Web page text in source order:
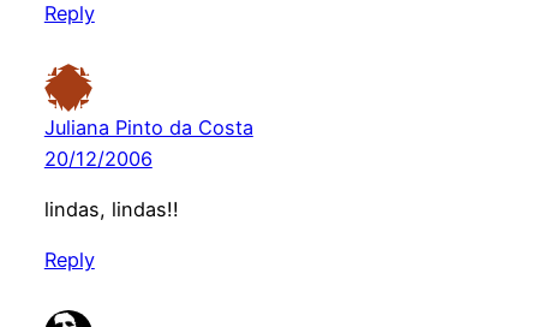
Reply
Juliana Pinto da Costa
20/12/2006
lindas, lindas!!
Reply